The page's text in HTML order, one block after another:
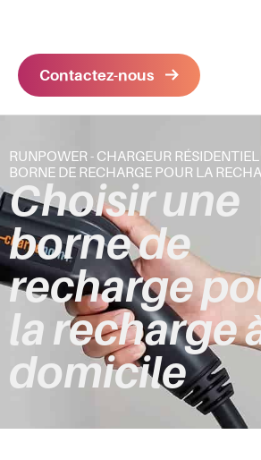
Contactez-nous
RUNPOWER- CHARGEUR RÉSIDENTIEL
BORNE DE RECHARGE POUR LA
Choisir une
borne de
recharge
la recharge
domicile